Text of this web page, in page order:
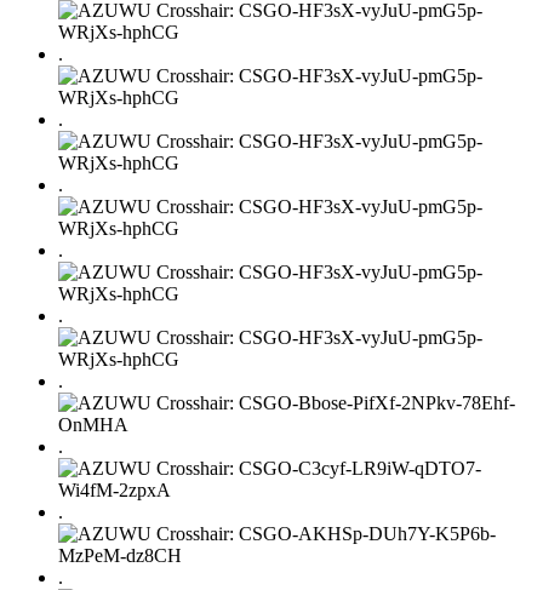
.
.
.
.
.
.
.
.
.